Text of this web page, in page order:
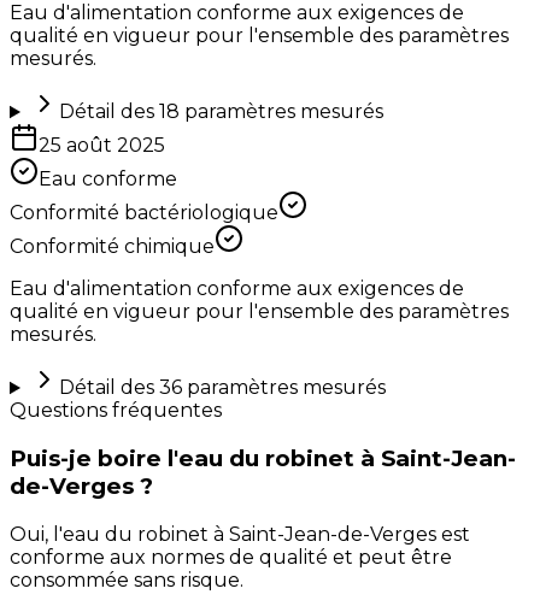
Eau d'alimentation conforme aux exigences de
qualité en vigueur pour l'ensemble des paramètres
mesurés.
Détail des 18 paramètres mesurés
25 août 2025
Eau conforme
Conformité bactériologique
Conformité chimique
Eau d'alimentation conforme aux exigences de
qualité en vigueur pour l'ensemble des paramètres
mesurés.
Détail des 36paramètres mesurés
Questions fréquentes
Puis-je boire l'eau du robinet à Saint-Jean-
de-Verges ?
Oui, l'eau du robinet à Saint-Jean-de-Verges est
conforme aux normes de qualité et peut être
consommée sans risque.